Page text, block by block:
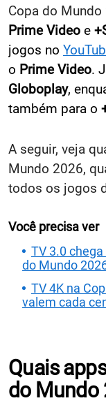
Copa do
Prime Video e
jogos no
o Prime Video.
Globoplay,
também para o
A seguir, veja
Mundo 2026,
todos os jogos
Você precisa ver
TV 3.0
do Mundo
TV 4K na
valem cada
Quais
do Mundo